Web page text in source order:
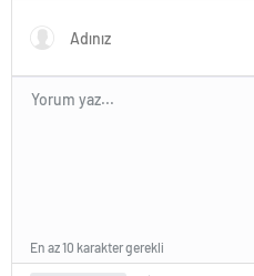
En az 10 karakter gerekli